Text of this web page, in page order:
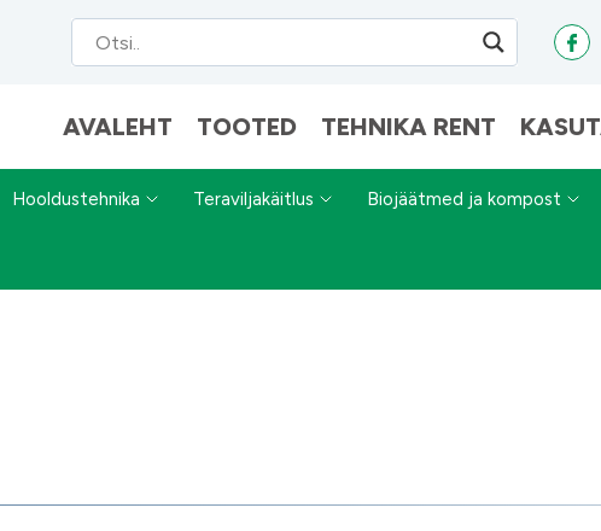
AVALEHT TOOTED TEHNIKA RENT
Hooldustehnika Teraviljakäitlus Biojäätmed ja kompost